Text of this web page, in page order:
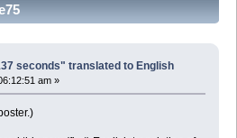
seconds" translated to English
am »